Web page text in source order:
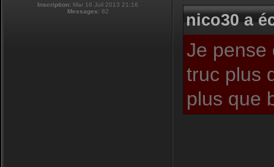
Inscription: Mar 16 Juil 2013 21:16
Messages:82 nico30 a
Je pense
truc plus
plus que